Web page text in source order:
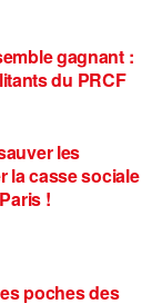
gagnant :
du PRCF
les
la casse sociale
!
poches des